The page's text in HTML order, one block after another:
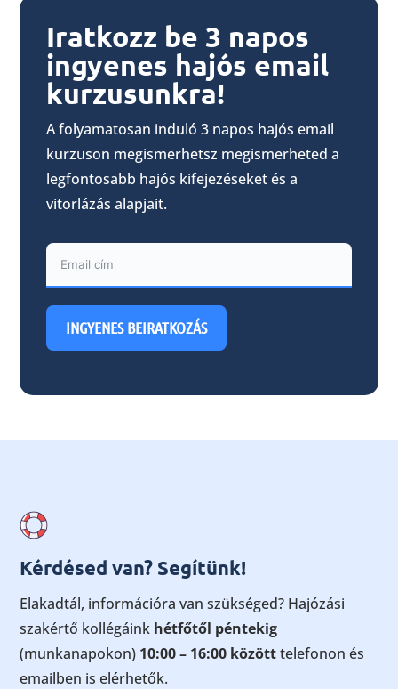
Iratkozz be 3 napos
ingyenes hajós email
kurzusunkra!
A folyamatosan induló 3 napos hajós email
kurzuson megismerhetsz megismerheted a
legfontosabb hajós kifejezéseket és a
vitorlázás alapjait.
INGYENES BEIRATKOZÁS
Kérdésed van? Segítünk!
Elakadtál, információra van szükséged? Hajózási
szakértő kollégáink hétfőtől péntekig
(munkanapokon) 10:00 – 16:00 közötttelefonon és
emailben is elérhetők.